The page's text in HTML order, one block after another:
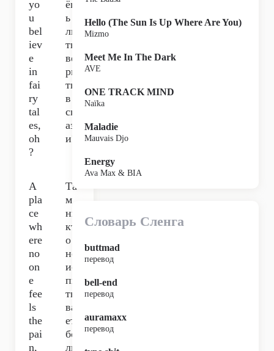
yo
u
bel
iev
e
in
fai
ry
tal
es,
oh
?
ёш
ь
ли
ты
ве
ри
ть
в
ск
азк
и?
A
pla
ce
wh
ere
no
on
e
fee
ls
the
pai
n,
Та
м
ни
кт
о
не
ис
пы
ты
ва
ет
бо
ль,
Hello (The Sun Is Up Where Are You)
Mizmo
Meet Me In The Dark
AVE
ONE TRACK MIND
Naïka
Maladie
Mauvais Djo
Energy
Ava Max & BIA
Словарь Сленга
buttmad
перевод
bell-end
перевод
auramaxx
перевод